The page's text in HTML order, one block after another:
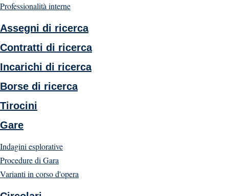
Professionalità interne
Assegni di ricerca
Contratti di ricerca
Incarichi di ricerca
Borse di ricerca
Tirocini
Gare
Indagini esplorative
Procedure di Gara
Varianti in corso d'opera